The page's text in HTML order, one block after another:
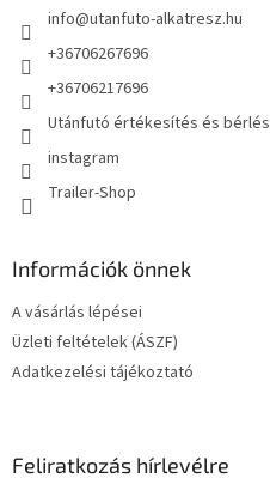
info@utanfuto-alkatresz.hu
+36706267696
+36706217696
Utánfutó értékesítés és bérlés
instagram
Trailer-Shop
Információk önnek
A vásárlás lépései
Üzleti feltételek (ÁSZF)
Adatkezelési tájékoztató
Feliratkozás hírlevélre